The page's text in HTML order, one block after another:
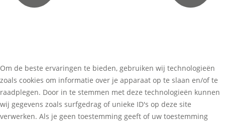
Om de beste ervaringen te bieden, gebruiken wij technologieën
zoals cookies om informatie over je apparaat op te slaan en/of te
raadplegen. Door in te stemmen met deze technologieën kunnen
wij gegevens zoals surfgedrag of unieke ID's op deze site
verwerken. Als je geen toestemming geeft of uw toestemming